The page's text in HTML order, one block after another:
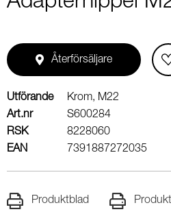
Återförsäljare
Utförande
Krom, M22
Art.nr
S600284
RSK
8228060
EAN
7391887272035
Produktblad